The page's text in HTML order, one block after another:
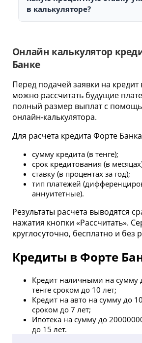
срока ежемесячная нагрузка
переплата по кредиту обычно
в калькуляторе?
предложении банка. Если
неизвестна, можно выполнить
размер платежа.
Онлайн калькулятор
Банке
Перед подачей заявки на кредит
можно рассчитать будущие
полный размер выплат с
онлайн-калькулятора.
Для расчета кредита Форте
сумму кредита (в тенге);
срок кредитования (в
ставку (в процентах за год);
тип платежей
аннуитетные).
Результаты расчета выводятся
нажатия кнопки «Рассчитать».
круглосуточно, бесплатно и без
Кредиты в Форте
Кредит наличными на сумму
тенге сроком до 10 лет;
Кредит на авто на сумму до
сроком до 7 лет;
Ипотека на сумму до
до 15 лет.